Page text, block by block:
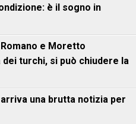
è il sogno in
e Moretto
turchi, si può chiudere la
una brutta notizia per